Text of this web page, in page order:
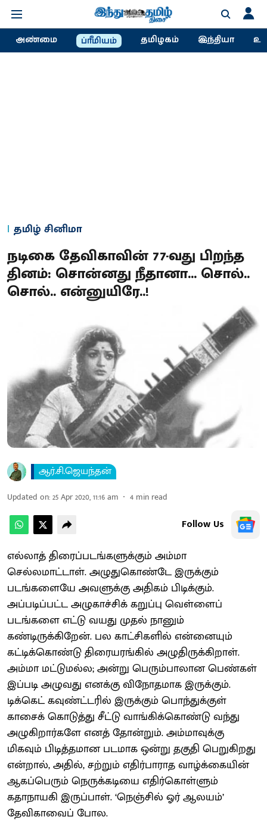
அண்மை ப்ரீமியம் தமிழகம் இந்தியா
தமிழ் சினிமா
நடிகை தேவிகாவின் 77-வது பிறந்த
தினம்: சொன்னது நீதானா... சொல்..
சொல்.. என்னுயிரே..!
ஆர்.சி.ஜெயந்தன்
Updated on:25 Apr 2020, 11:16 am 4 min read
Follow Us
எல்லாத் திரைப்படங்களுக்கும் அம்மா
செல்லமாட்டாள். அழுதுகொண்டே இருக்கும்
படங்களையே அவளுக்கு அதிகம் பிடிக்கும்.
அப்படிப்பட்ட அழுகாச்சிக் கறுப்பு வெள்ளைப்
படங்களை எட்டு வயது முதல் நானும்
கண்டிருக்கிறேன். பல காட்சிகளில் என்னையும்
கட்டிக்கொண்டு திரையரங்கில் அழுதிருக்கிறாள்.
அம்மா மட்டுமல்ல; அன்று பெரும்பாலான பெண்கள்
இப்படி அழுவது எனக்கு விநோதமாக இருக்கும்.
டிக்கெட் கவுண்ட்டரில் இருக்கும் பொந்துக்குள்
காசைக் கொடுத்து சீட்டு வாங்கிக்கொண்டு வந்து
அழுகிறார்களே எனத் தோன்றும். அம்மாவுக்கு
மிகவும் பிடித்தமான படமாக ஒன்று தகுதி பெறுகிறது
என்றால், அதில், சற்றும் எதிர்பாராத வாழ்க்கையின்
ஆகப்பெரும் நெருக்கடியை எதிர்கொள்ளும்
கதாநாயகி இருப்பாள். ‘நெஞ்சில் ஓர் ஆலயம்’
தேவிகாவைப் போல.